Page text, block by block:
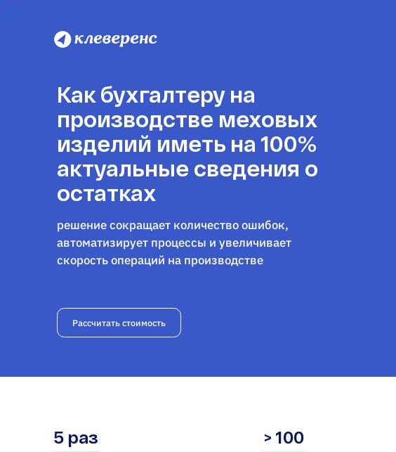
Как бухгалтеру на
производстве меховых
изделий иметь на 100%
актуальные сведения о
остатках
решение сокращает количество ошибок,
автоматизирует процессы и увеличивает
скорость операций на производстве
Рассчитать стоимость
5 раз > 100